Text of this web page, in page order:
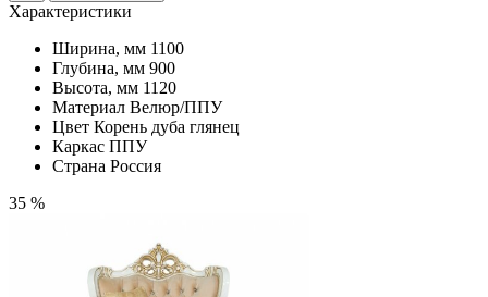
Характеристики
Ширина, мм 1100
Глубина, мм 900
Высота, мм 1120
Материал Велюр/ППУ
Цвет Корень дуба глянец
Каркас ППУ
Страна Россия
35 %